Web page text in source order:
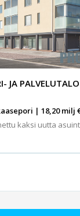
JA PALVELUTALO
| 18,20 milj
kaksi uutta